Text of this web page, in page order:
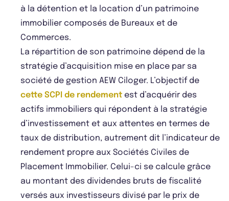
à la détention et la location d’un patrimoine
immobilier composés de Bureaux et de
Commerces.
La répartition de son patrimoine dépend de la
stratégie d’acquisition mise en place par sa
société de gestion AEW Ciloger. L’objectif de
cette SCPI de rendement est d’acquérir des
actifs immobiliers qui répondent à la stratégie
d’investissement et aux attentes en termes de
taux de distribution, autrement dit l’indicateur de
rendement propre aux Sociétés Civiles de
Placement Immobilier. Celui-ci se calcule grâce
au montant des dividendes bruts de fiscalité
versés aux investisseurs divisé par le prix de